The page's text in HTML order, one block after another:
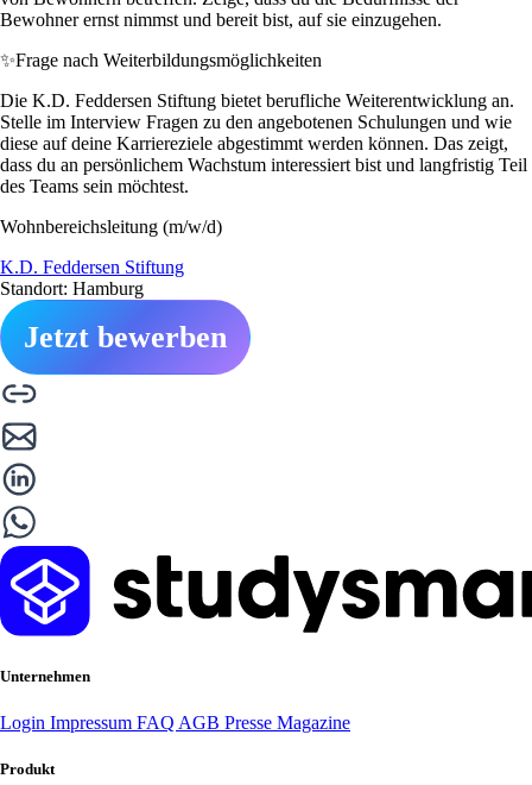
Bewohner ernst nimmst und bereit bist, auf sie einzugehen.
✨Frage nach Weiterbildungsmöglichkeiten
Die K.D. Feddersen Stiftung bietet berufliche Weiterentwicklung an.
Stelle im Interview Fragen zu den angebotenen Schulungen und wie
diese auf deine Karriereziele abgestimmt werden können. Das zeigt,
dass du an persönlichem Wachstum interessiert bist und langfristig Teil
des Teams sein möchtest.
Wohnbereichsleitung (m/w/d)
K.D. Feddersen Stiftung
Standort: Hamburg
Jetzt bewerben
Unternehmen
Login Impressum FAQ AGB Presse Magazine
Produkt